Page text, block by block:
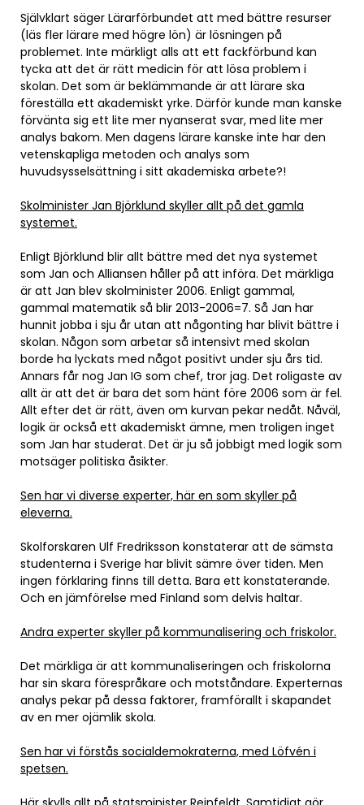
Självklart säger Lärarförbundet att med bättre resurser
(läs fler lärare med högre lön) är lösningen på
problemet. Inte märkligt alls att ett fackförbund kan
tycka att det är rätt medicin för att lösa problem i
skolan. Det som är beklämmande är att lärare ska
föreställa ett akademiskt yrke. Därför kunde man kanske
förvänta sig ett lite mer nyanserat svar, med lite mer
analys bakom. Men dagens lärare kanske inte har den
vetenskapliga metoden och analys som
huvudsysselsättning i sitt akademiska arbete?!
Skolminister Jan Björklund skyller allt på det gamla
systemet.
Enligt Björklund blir allt bättre med det nya systemet
som Jan och Alliansen håller på att införa. Det märkliga
är att Jan blev skolminister 2006. Enligt gammal,
gammal matematik så blir 2013-2006=7. Så Jan har
hunnit jobba i sju år utan att någonting har blivit bättre i
skolan. Någon som arbetar så intensivt med skolan
borde ha lyckats med något positivt under sju års tid.
Annars får nog Jan IG som chef, tror jag. Det roligaste av
allt är att det är bara det som hänt före 2006 som är fel.
Allt efter det är rätt, även om kurvan pekar nedåt. Nåväl,
logik är också ett akademiskt ämne, men troligen inget
som Jan har studerat. Det är ju så jobbigt med logik som
motsäger politiska åsikter.
Sen har vi diverse experter, här en som skyller på
eleverna.
Skolforskaren Ulf Fredriksson konstaterar att de sämsta
studenterna i Sverige har blivit sämre över tiden. Men
ingen förklaring finns till detta. Bara ett konstaterande.
Och en jämförelse med Finland som delvis haltar.
Andra experter skyller på kommunalisering och friskolor.
Det märkliga är att kommunaliseringen och friskolorna
har sin skara förespråkare och motståndare. Experternas
analys pekar på dessa faktorer, framförallt i skapandet
av en mer ojämlik skola.
Sen har vi förstås socialdemokraterna, med Löfvén i
spetsen.